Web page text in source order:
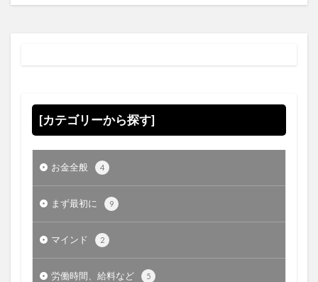
[カテゴリーから探す]
お金全般 4
まず最初に 9
マインド 2
労働時間、給料など 5